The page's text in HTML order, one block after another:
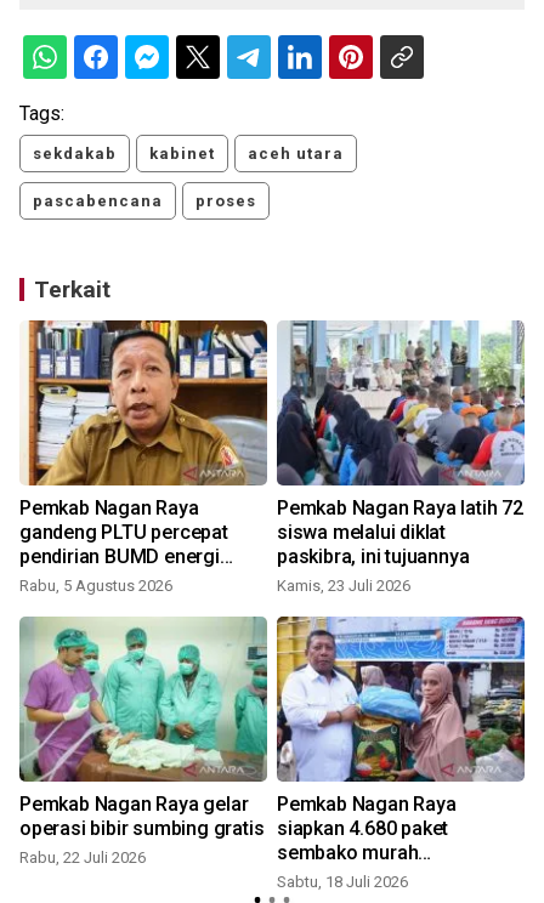
Tags:
sekdakab kabinet aceh utara
pascabencana proses
Terkait
Pemkab Nagan Raya
gandeng PLTU percepat
pendirian BUMD energi
Biomassa
Rabu, 5 Agustus 2026
Pemkab Nagan Raya latih 72
siswa melalui diklat
paskibra, ini tujuannya
Kamis, 23 Juli 2026
Pemkab Nagan Raya gelar
operasi bibir sumbing gratis
Rabu, 22 Juli 2026
Pemkab Nagan Raya
siapkan 4.680 paket
sembako murah
sambutHUT kabupaten
Sabtu, 18 Juli 2026